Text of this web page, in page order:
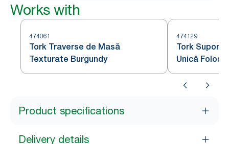
Works with
474061
Tork Traverse de Masă
Texturate Burgundy
474129
Tork
Unică
Product specifications
Delivery details